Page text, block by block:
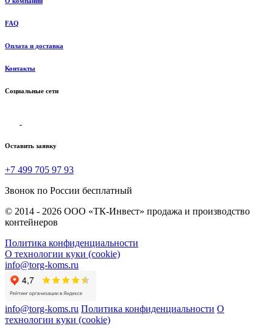
FAQ
Оплата и доставка
Контакты
Социальные сети
Оставить заявку
+7 499 705 97 93
Звонок по России бесплатный
© 2014 - 2026 ООО «ТК-Инвест» продажа и производство
контейнеров
Политика конфиденциальности
О технологии куки (cookie)
info@torg-koms.ru
info@torg-koms.ru Политика конфиденциальности О
технологии куки (cookie)